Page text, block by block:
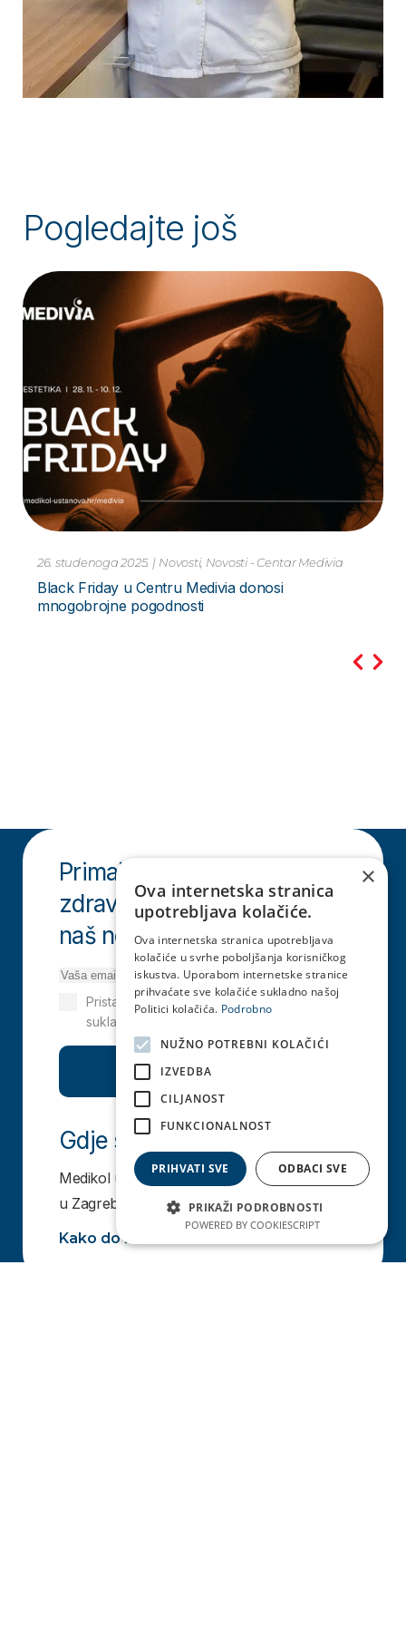
Pogledajte još
10. studenoga 2023. | Novosti
Pretraga PCR Metodom – za Hripavac –
Bordetella Pertussis Novo
Primajte najnovije vijesti o
zdravlju i prijavite se na
naš newsletter!
Pretplati se
Pristajem na obradu osobnih podataka
sukladno pravilima
Gdje se nalazimo
Medikol ustanova i Medivia centar nalazi se
u Zagrebu i Čakovcu.
Kako do nas
×
Ova internetska stranica
upotrebljava kolačiće.
Ova internetska stranica upotrebljava
kolačiće u svrhe poboljšanja korisničkog
iskustva. Uporabom internetske stranice
prihvaćate sve kolačiće sukladno našoj
Politici kolačića. Podrobno
NUŽNO POTREBNI KOLAČIĆI
IZVEDBA
CILJANOST
FUNKCIONALNOST
PRIHVATI SVE ODBACI SVE
PRIKAŽI PODROBNOSTI
POWERED BY COOKIESCRIPT